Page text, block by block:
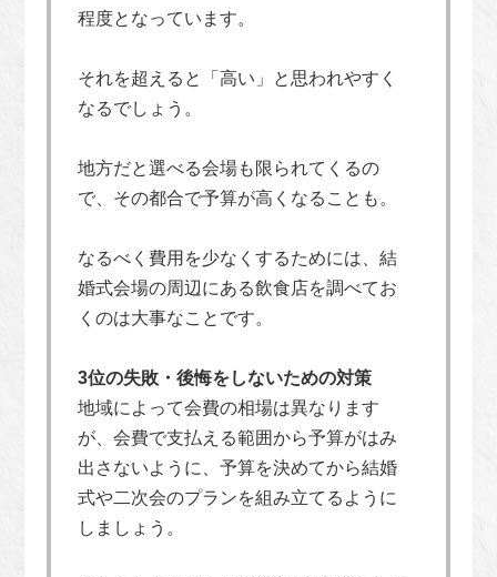
程度となっています。
それを超えると「高い」と思われやすく
なるでしょう。
地方だと選べる会場も限られてくるの
で、その都合で予算が高くなることも。
なるべく費用を少なくするためには、結
婚式会場の周辺にある飲食店を調べてお
くのは大事なことです。
3位の失敗・後悔をしないための対策
地域によって会費の相場は異なります
が、会費で支払える範囲から予算がはみ
出さないように、予算を決めてから結婚
式や二次会のプランを組み立てるように
しましょう。